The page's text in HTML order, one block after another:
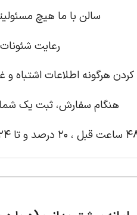
سالن با ما هیچ
رعایت
هرگونه اطلاعات اشتباه و
هنگام سفارش، ثبت یک